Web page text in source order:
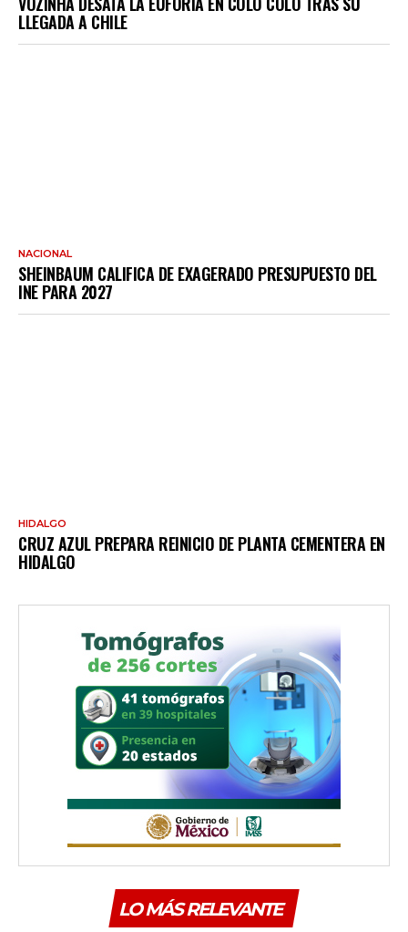
LLEGADA A CHILE
NACIONAL
SHEINBAUM CALIFICA DE EXAGERADO PRESUPUESTO DEL
INE PARA 2027
HIDALGO
CRUZ AZUL PREPARA REINICIO DE PLANTA CEMENTERA EN
HIDALGO
LO MÁS RELEVANTE